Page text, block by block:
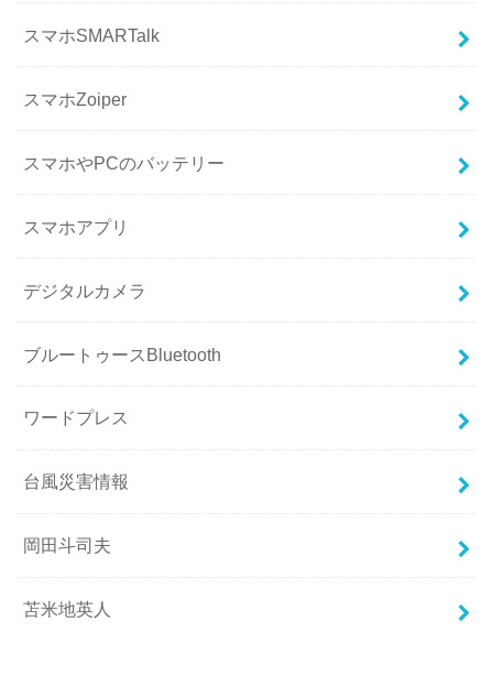
スマホSMARTalk
スマホZoiper
スマホやPCのバッテリー
スマホアプリ
デジタルカメラ
ブルートゥースBluetooth
ワードプレス
台風災害情報
岡田斗司夫
苫米地英人